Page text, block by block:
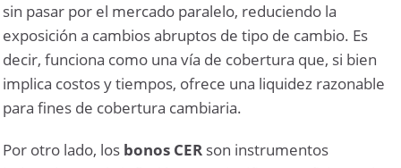
sin pasar por el mercado paralelo, reduciendo la
exposición a cambios abruptos de tipo de cambio. Es
decir, funciona como una vía de cobertura que, si bien
implica costos y tiempos, ofrece una liquidez razonable
para fines de cobertura cambiaria.
Por otro lado, los bonos CER son instrumentos